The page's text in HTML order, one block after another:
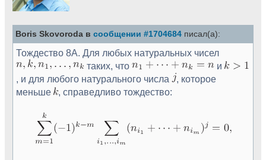
Boris Skovoroda в сообщении #1704684 писал(а):
Тождество 8A. Для любых натуральных чисел
таких, что
и
, и для любого натурального числа
, которое
меньше
, справедливо тождество: